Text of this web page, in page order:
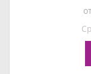
от